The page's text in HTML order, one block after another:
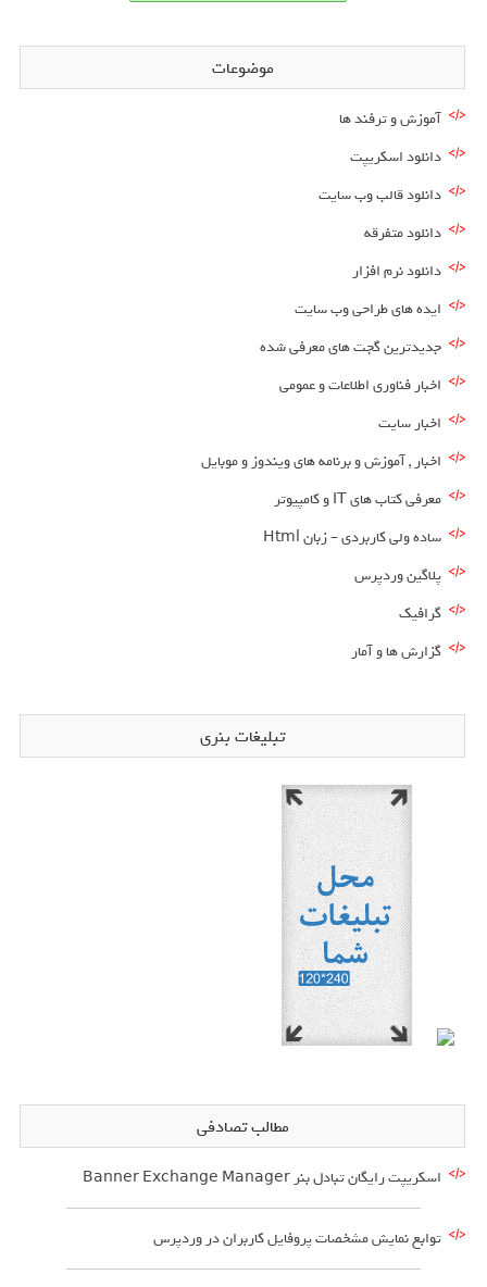
موضوعات
آموزش و ترفند ها
دانلود اسکریپت
دانلود قالب وب سایت
دانلود متفرقه
دانلود نرم افزار
ایده های طراحی وب سایت
جدیدترین گجت های معرفی شده
اخبار فناوری اطلاعات و عمومی
اخبار سایت
اخبار , آموزش و برنامه های ویندوز و موبایل
معرفی کتاب های IT و کامپیوتر
ساده ولی کاربردی – زبان Html
پلاگین وردپرس
گرافیک
گزارش ها و آمار
تبلیغات بنری
مطالب تصادفی
اسکریپت رایگان تبادل بنر Banner Exchange Manager
توابع نمایش مشخصات پروفایل کاربران در وردپرس